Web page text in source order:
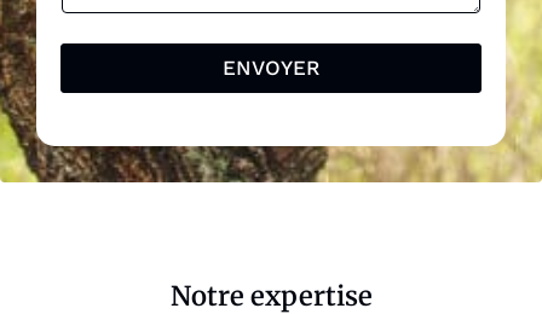
ENVOYER
Notre expertise